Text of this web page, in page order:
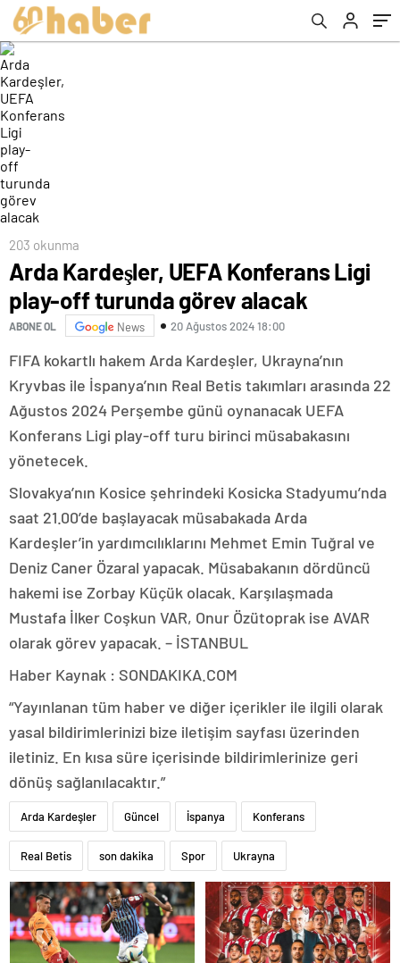
203 okunma
Arda Kardeşler, UEFA Konferans Ligi
play-off turunda görev alacak
ABONE OL News 20 Ağustos 2024 18:00
FIFA kokartlı hakem Arda Kardeşler, Ukrayna’nın
Kryvbas ile İspanya’nın Real Betis takımları arasında 22
Ağustos 2024 Perşembe günü oynanacak UEFA
Konferans Ligi play-off turu birinci müsabakasını
yönetecek.
Slovakya’nın Kosice şehrindeki Kosicka Stadyumu’nda
saat 21.00’de başlayacak müsabakada Arda
Kardeşler’in yardımcılıklarını Mehmet Emin Tuğral ve
Deniz Caner Özaral yapacak. Müsabakanın dördüncü
hakemi ise Zorbay Küçük olacak. Karşılaşmada
Mustafa İlker Coşkun VAR, Onur Özütoprak ise AVAR
olarak görev yapacak. – İSTANBUL
Haber Kaynak : SONDAKIKA.COM
“Yayınlanan tüm haber ve diğer içerikler ile ilgili olarak
yasal bildirimlerinizi bize iletişim sayfası üzerinden
iletiniz. En kısa süre içerisinde bildirimlerinize geri
dönüş sağlanılacaktır.”
Arda Kardeşler Güncel İspanya Konferans
Real Betis son dakika Spor Ukrayna